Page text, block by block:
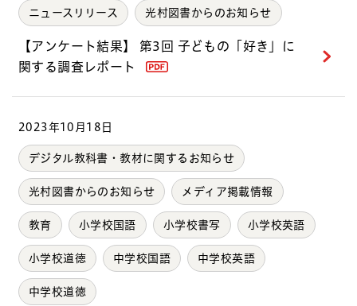
ニュースリリース 光村図書からのお知らせ
【アンケート結果】 第3回 子どもの「好き」に
関する調査レポート
2023年10月18日
デジタル教科書・教材に関するお知らせ
光村図書からのお知らせ メディア掲載情報
教育 小学校国語 小学校書写 小学校英語
小学校道徳 中学校国語 中学校英語
中学校道徳